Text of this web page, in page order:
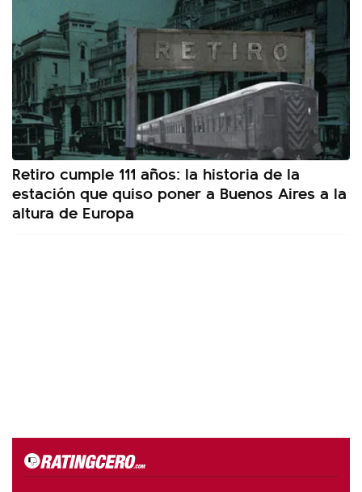
Retiro cumple 111 años: la historia de la
estación que quiso poner a Buenos Aires a la
altura de Europa